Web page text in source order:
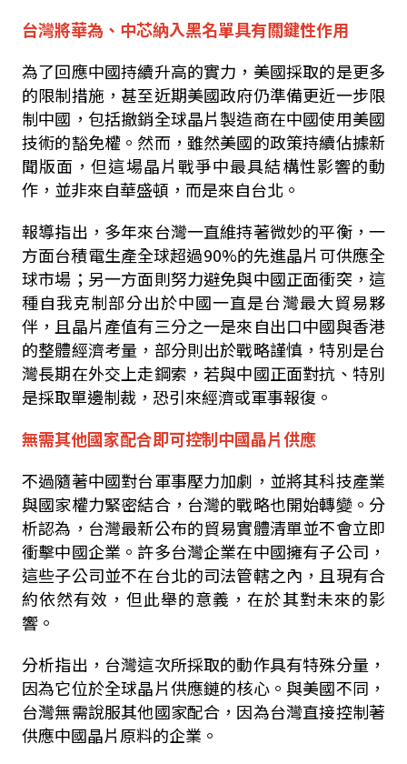
台灣將華為、中芯納入黑名單具有關鍵性作用
為了回應中國持續升高的實力，美國採取的是更多
的限制措施，甚至近期美國政府仍準備更近一步限
制中國，包括撤銷全球晶片製造商在中國使用美國
技術的豁免權。然而，雖然美國的政策持續佔據新
聞版面，但這場晶片戰爭中最具結構性影響的動
作，並非來自華盛頓，而是來自台北。
報導指出，多年來台灣一直維持著微妙的平衡，一
方面台積電生產全球超過90%的先進晶片可供應全
球市場；另一方面則努力避免與中國正面衝突，這
種自我克制部分出於中國一直是台灣最大貿易夥
伴，且晶片產值有三分之一是來自出口中國與香港
的整體經濟考量，部分則出於戰略謹慎，特別是台
灣長期在外交上走鋼索，若與中國正面對抗、特別
是採取單邊制裁，恐引來經濟或軍事報復。
無需其他國家配合即可控制中國晶片供應
不過隨著中國對台軍事壓力加劇，並將其科技產業
與國家權力緊密結合，台灣的戰略也開始轉變。分
析認為，台灣最新公布的貿易實體清單並不會立即
衝擊中國企業。許多台灣企業在中國擁有子公司，
這些子公司並不在台北的司法管轄之內，且現有合
約依然有效，但此舉的意義，在於其對未來的影
響。
分析指出，台灣這次所採取的動作具有特殊分量，
因為它位於全球晶片供應鏈的核心。與美國不同，
台灣無需說服其他國家配合，因為台灣直接控制著
供應中國晶片原料的企業。